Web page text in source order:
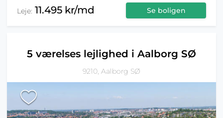
Leje: 11.495 kr/md Se boligen
5 værelses lejlighed i Aalborg SØ
9210, Aalborg SØ